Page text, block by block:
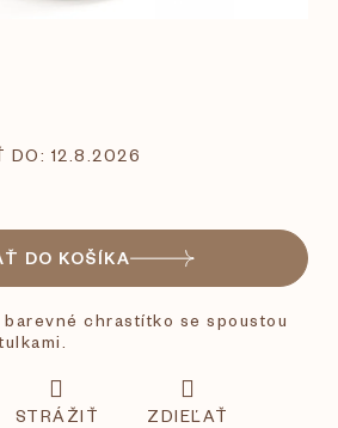
DO: 12.8.2026
DO KOŠÍKA
chrastítko se spoustou
STRÁŽIŤ ZDIEĽAŤ